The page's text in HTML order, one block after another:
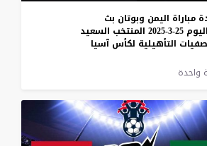
مباراة اليمن وبوتان بث
مباشر اليوم 25-3-2025 المنتخب السعيد
التأهيلية لكأس آسيا
واحدة